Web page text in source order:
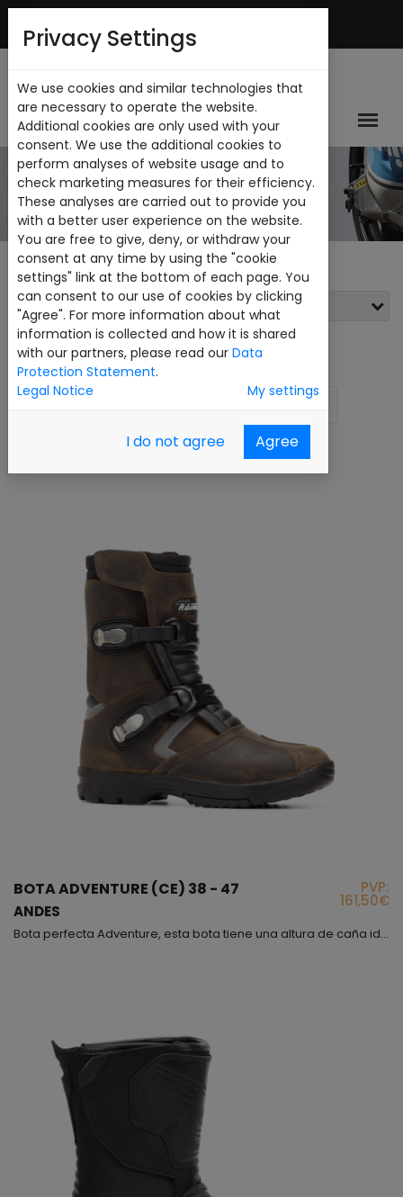
CATALOGO
Filtros
Ver: 24
Nombre (A - Z)
BOTA ADVENTURE (CE) 38 - 47
ANDES
PVP:
161,50€
Bota perfecta Adventure, esta bota tiene una altura de caña ideal para practicar este tipo de deporte, está fabricada piel flor resistente al roce, impacto y abrasión, es muy flexible debido al fuelle que cubre desde la parte inferior de la tibia hasta la mitad del empeine más otro fuelle trasero justo arriba del talón, del mismo material y también con Foam interior hemos puesto un collarín para que al flexionar no moleste la bota ni dañe nuestra piel con rozaduras ...
Privacy Settings
We use cookies and similar technologies that
are necessary to operate the website.
Additional cookies are only used with your
consent. We use the additional cookies to
perform analyses of website usage and to
check marketing measures for their efficiency.
These analyses are carried out to provide you
with a better user experience on the website.
You are free to give, deny, or withdraw your
consent at any time by using the "cookie
settings" link at the bottom of each page. You
can consent to our use of cookies by clicking
"Agree". For more information about what
information is collected and how it is shared
with our partners, please read our Data
Protection Statement.
Legal Notice
My settings
I do not agree Agree